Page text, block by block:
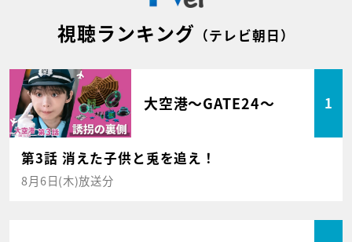
視聴ランキング （テレビ朝日）
大空港～GATE24～ 1
第3話 消えた子供と兎を追え！
8月6日(木)放送分